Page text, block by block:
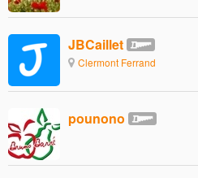
JBCaillet
Clermont Ferrand
pounono